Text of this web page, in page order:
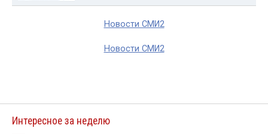
Новости СМИ2
Новости СМИ2
Интересное за неделю